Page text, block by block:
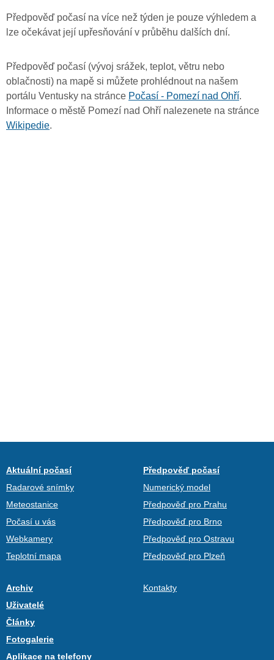
Předpověď počasí na více než týden je pouze výhledem a
lze očekávat její upřesňování v průběhu dalších dní.
Předpověď počasí (vývoj srážek, teplot, větru nebo
oblačnosti) na mapě si můžete prohlédnout na našem
portálu Ventusky na stránce Počasí - Pomezí nad Ohří.
Informace o městě Pomezí nad Ohří nalezenete na stránce
Wikipedie.
Aktuální počasí
Radarové snímky
Meteostanice
Počasí u vás
Webkamery
Teplotní mapa
Předpověď počasí
Numerický model
Předpověď pro Prahu
Předpověď pro Brno
Předpověď pro Ostravu
Předpověď pro Plzeň
Archiv
Uživatelé
Články
Fotogalerie
Aplikace na telefony
Kontakty